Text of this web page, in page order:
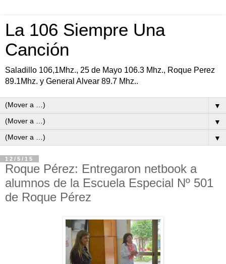
La 106 Siempre Una
Canción
Saladillo 106,1Mhz., 25 de Mayo 106.3 Mhz., Roque Perez
89.1Mhz. y General Alvear 89.7 Mhz..
▼
▼
▼
12/5/15
Roque Pérez: Entregaron netbook a
alumnos de la Escuela Especial Nº 501
de Roque Pérez